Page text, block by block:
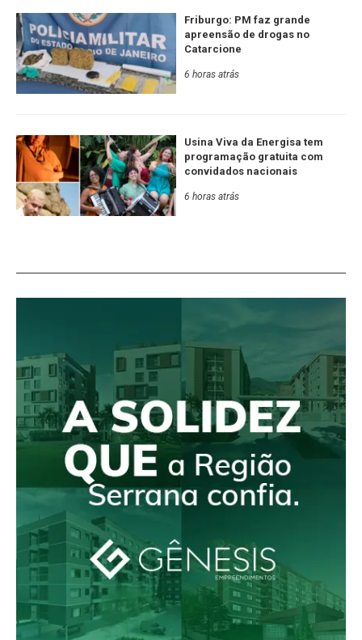
Friburgo: PM faz grande
apreensão de drogas no
Catarcione
6 horas atrás
Usina Viva da Energisa tem
programação gratuita com
convidados nacionais
6 horas atrás